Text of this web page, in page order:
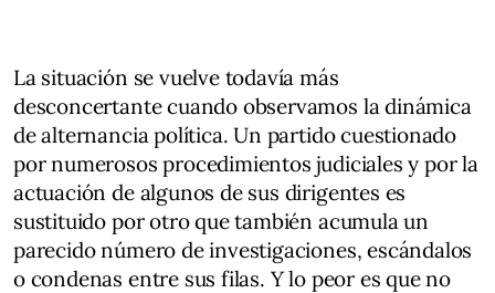
La situación se vuelve todavía más
desconcertante cuando observamos la dinámica
de alternancia política. Un partido cuestionado
por numerosos procedimientos judiciales y por la
actuación de algunos de sus dirigentes es
sustituido por otro que también acumula un
parecido número de investigaciones, escándalos
o condenas entre sus filas. Y lo peor es que no